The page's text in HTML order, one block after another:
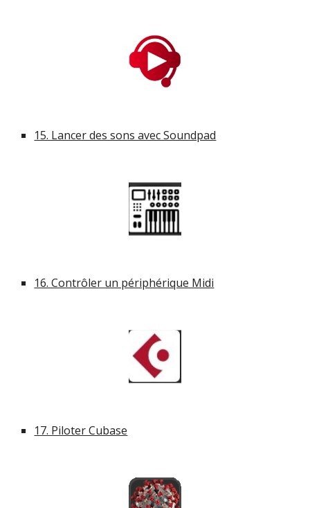
15. Lancer des sons avec Soundpad
16. Contrôler un périphérique Midi
17. Piloter Cubase